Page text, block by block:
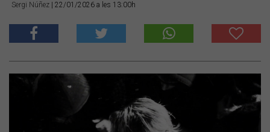
Sergi Núñez | 22/01/2026 a les 13:00h